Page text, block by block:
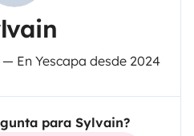
En Yescapa desde 2024
para Sylvain?